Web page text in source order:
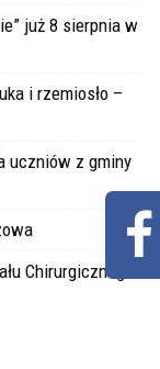
już 8 sierpnia w
i rzemiosło –
uczniów z gminy
Chirurgicznego